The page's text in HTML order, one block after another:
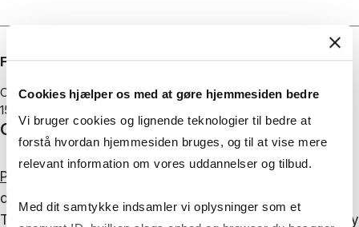
Cookies hjælper os med at gøre hjemmesiden bedre
Vi bruger cookies og lignende teknologier til bedre at
forstå hvordan hjemmesiden bruges, og til at vise mere
relevant information om vores uddannelser og tilbud.
Med dit samtykke indsamler vi oplysninger som et
Forfatter
Centre for Business and Development Studies (CBDS)
15. marts 2023
Creating a traceability tool
Peter
developing a new traceability tool called Looptrace.
They tackle challenging questions about the necessity